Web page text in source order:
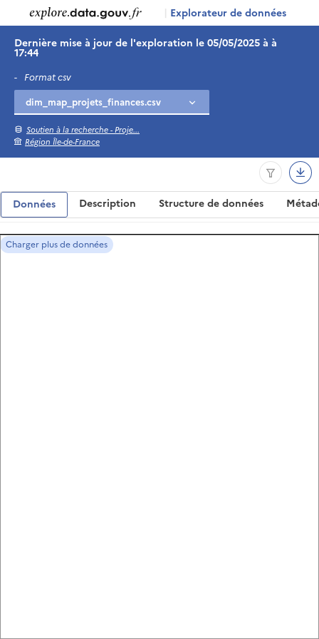
| Explorateur de données
Dernière mise à jour de l'exploration le 05/05/2025 à à
17:44
- Format csv
Soutien à la recherche - Proje...
Région Île-de-France
Données Description Structure de données
Charger plus de données